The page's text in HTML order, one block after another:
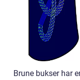
Brune bukser har